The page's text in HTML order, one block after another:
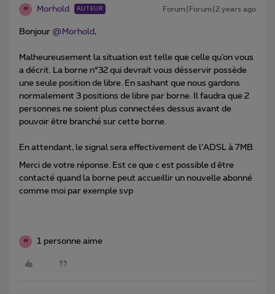
M Morhold AUTEUR Forum|Forum|2 years ago
Bonjour @Morhold ,
Malheureusement la situation est telle que celle qu’on vous
a décrit. La borne n°32 qui devrait vous désservir possède
une seule position de libre. En sashant que nous gardons
normalement 3 positions de libre par borne. Il faudra que 2
personnes ne soient plus connectées dessus avant de
pouvoir être branché sur cette borne.
En attendant, le signal sera effectivement de l’ADSL à 7MB.
Merci de votre réponse. Est ce que c est possible d être
contacté quand la borne peut accueillir un nouvelle abonné
comme moi par exemple svp
M 1 personne aime